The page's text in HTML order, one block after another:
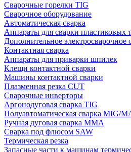
Сварочные горелки TIG
Сварочное оборудование
Автоматическая сварка
Аппараты для сварки пластиковых
Дополнительное электросварочное
Контактная сварка
Аппараты для приварки шпилек
Клещи контактной сварки
Машины контактной сварки
Плазменная резка CUT
Сварочные инверторы
Аргонодуговая сварка TIG
Полуавтоматическая сварка MIG/
Ручная дуговая сварка MMA
Сварка под флюсом SAW
Термическая резка
Запасные части к машинам